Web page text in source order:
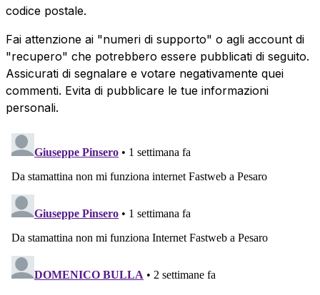
codice postale.
Fai attenzione ai "numeri di supporto" o agli account di
"recupero" che potrebbero essere pubblicati di seguito.
Assicurati di segnalare e votare negativamente quei
commenti. Evita di pubblicare le tue informazioni
personali.